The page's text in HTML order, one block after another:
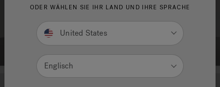
ODER WÄHLEN SIE IHR LAND UND IHRE SPRACHE
United States
Englisch